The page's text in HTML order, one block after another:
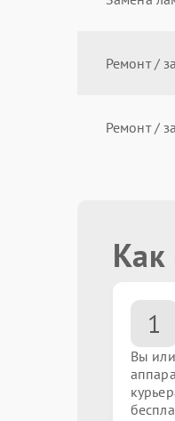
Ремонт /
Ремонт /
Чистка
Замена
Замена
Как
1
Вы